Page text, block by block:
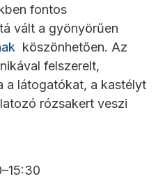
fontos
vált a gyönyörűen
köszönhetően. Az
felszerelt,
a látogatókat, a kastélyt
rózsakert veszi